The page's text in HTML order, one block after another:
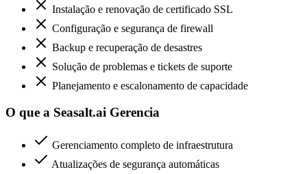
Instalação e renovação de certificado SSL
Configuração e segurança de firewall
Backup e recuperação de desastres
Solução de problemas e tickets de suporte
Planejamento e escalonamento de capacidade
O que a Seasalt.ai Gerencia
Gerenciamento completo de infraestrutura
Atualizações de segurança automáticas